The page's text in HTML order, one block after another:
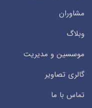
مشاوران
وبلاگ
موسسین و مدیریت
گالری تصاویر
تماس با ما